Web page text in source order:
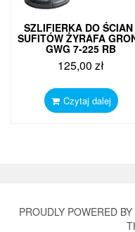
SZLIFIERKA DO ŚCIAN
SUFITÓW ŻYRAFA
GWG 7-225 RB
125,00zł
Czytaj dalej
PROUDLY POWERED BY